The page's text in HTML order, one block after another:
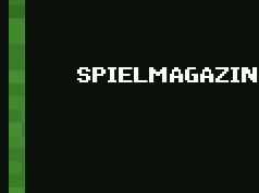
SPIELMAGAZIN